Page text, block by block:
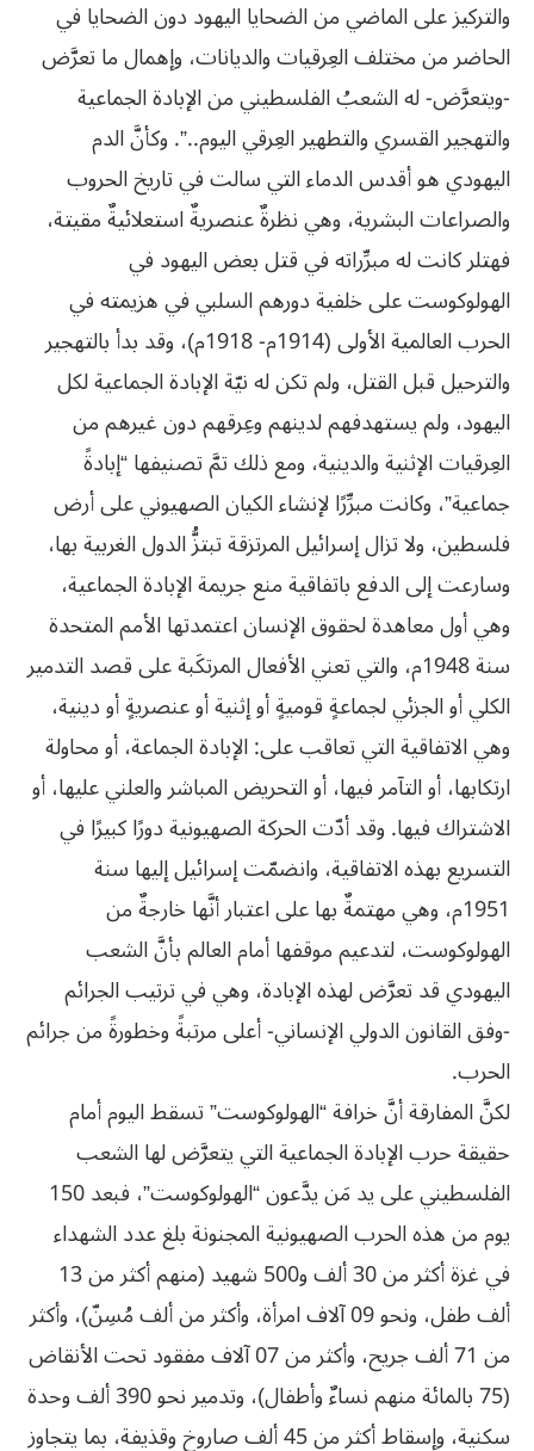
والتركيز على الماضي من الضحايا اليهود دون الضحايا في
الحاضر من مختلف العِرقيات والديانات، وإهمال ما تعرَّض
-ويتعرَّض- له الشعبُ الفلسطيني من الإبادة الجماعية
والتهجير القسري والتطهير العِرقي اليوم..”. وكأنَّ الدم
اليهودي هو أقدس الدماء التي سالت في تاريخ الحروب
والصراعات البشرية، وهي نظرةٌ عنصريةٌ استعلائيةٌ مقيتة،
فهتلر كانت له مبرِّراته في قتل بعض اليهود في
الهولوكوست على خلفية دورهم السلبي في هزيمته في
الحرب العالمية الأولى (1914م- 1918م)، وقد بدأ بالتهجير
والترحيل قبل القتل، ولم تكن له نيّة الإبادة الجماعية لكل
اليهود، ولم يستهدفهم لدينهم وعِرقهم دون غيرهم من
العِرقيات الإثنية والدينية، ومع ذلك تمَّ تصنيفها “إبادةً
جماعية”، وكانت مبرِّرًا لإنشاء الكيان الصهيوني على أرض
فلسطين، ولا تزال إسرائيل المرتزقة تبتزُّ الدول الغربية بها،
وسارعت إلى الدفع باتفاقية منع جريمة الإبادة الجماعية،
وهي أول معاهدة لحقوق الإنسان اعتمدتها الأمم المتحدة
سنة 1948م، والتي تعني الأفعال المرتكَبة على قصد التدمير
الكلي أو الجزئي لجماعةٍ قوميةٍ أو إثنية أو عنصريةٍ أو دينية،
وهي الاتفاقية التي تعاقب على: الإبادة الجماعة، أو محاولة
ارتكابها، أو التآمر فيها، أو التحريض المباشر والعلني عليها، أو
الاشتراك فيها. وقد أدّت الحركة الصهيونية دورًا كبيرًا في
التسريع بهذه الاتفاقية، وانضمّت إسرائيل إليها سنة
1951م، وهي مهتمةٌ بها على اعتبار أنَّها خارجةٌ من
الهولوكوست، لتدعيم موقفها أمام العالم بأنَّ الشعب
اليهودي قد تعرَّض لهذه الإبادة، وهي في ترتيب الجرائم
-وفق القانون الدولي الإنساني- أعلى مرتبةً وخطورةً من جرائم
الحرب.
لكنَّ المفارقة أنَّ خرافة “الهولوكوست” تسقط اليوم أمام
حقيقة حرب الإبادة الجماعية التي يتعرَّض لها الشعب
الفلسطيني على يد مَن يدَّعون “الهولوكوست”، فبعد 150
يوم من هذه الحرب الصهيونية المجنونة بلغ عدد الشهداء
في غزة أكثر من 30 ألف و500 شهيد (منهم أكثر من 13
ألف طفل، ونحو 09 آلاف امرأة، وأكثر من ألف مُسِنّ)، وأكثر
من 71 ألف جريح، وأكثر من 07 آلاف مفقود تحت الأنقاض
(75 بالمائة منهم نساءٌ وأطفال)، وتدمير نحو 390 ألف وحدة
سكنية، وإسقاط أكثر من 45 ألف صاروخ وقذيفة، بما يتجاوز